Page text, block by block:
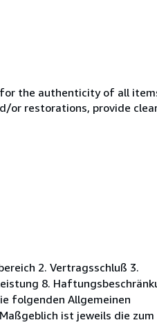
the authenticity of all
or restorations, provide
2. Vertragsschluß 3.
8.
folgenden Allgemeinen
ist jeweils die zum